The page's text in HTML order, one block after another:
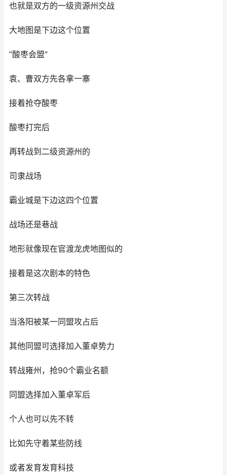
也就是双方的一级资源州交战
大地图是下边这个位置
“酸枣会盟”
袁、曹双方先各拿一寨
接着抢夺酸枣
酸枣打完后
再转战到二级资源州的
司隶战场
霸业城是下边这四个位置
战场还是巷战
地形就像现在官渡龙虎地图似的
接着是这次剧本的特色
第三次转战
当洛阳被某一同盟攻占后
其他同盟可选择加入董卓势力
转战雍州，抢90个霸业名额
同盟选择加入董卓军后
个人也可以先不转
比如先守着某些防线
或者发育发育科技